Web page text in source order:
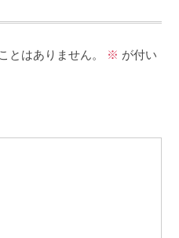
とはありません。 ※ が付い